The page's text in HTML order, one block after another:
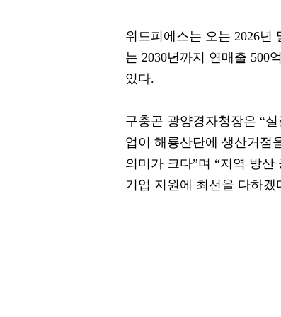
위드피에스는 오는 2026년
는 2030년까지 연매출 500
있다.
구충곤 광양경자청장은 “
업이 해룡산단에 생산거점
의미가 크다”며 “지역 방
기업 지원에 최선을 다하겠